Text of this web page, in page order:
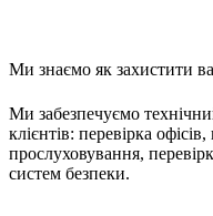
Ми знаємо як захистити
Ми забезпечуємо
клієнтів: перевірка
прослуховування,
систем безпеки.